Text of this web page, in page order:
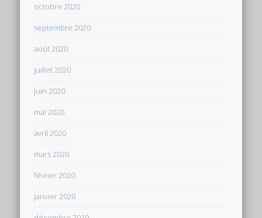
octobre 2020
septembre 2020
août 2020
juillet 2020
juin 2020
mai 2020
avril 2020
mars 2020
février 2020
janvier 2020